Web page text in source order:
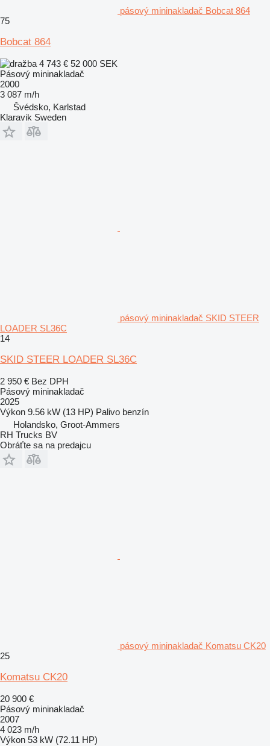
pásový mininakladač Bobcat 864
75
Bobcat 864
4 743 € 52 000 SEK
Pásový mininakladač
2000
3 087 m/h
Švédsko, Karlstad
Klaravik Sweden
pásový mininakladač SKID STEER
LOADER SL36C
14
SKID STEER LOADER SL36C
2 950 € Bez DPH
Pásový mininakladač
2025
Výkon 9.56 kW (13 HP) Palivo benzín
Holandsko, Groot-Ammers
RH Trucks BV
Obráťte sa na predajcu
pásový mininakladač Komatsu CK20
25
Komatsu CK20
20 900 €
Pásový mininakladač
2007
4 023 m/h
Výkon 53 kW (72.11 HP)